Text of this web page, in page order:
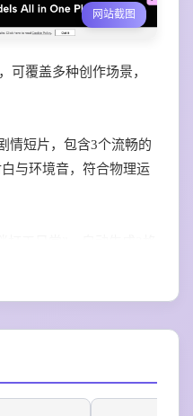
网站截图
可覆盖多种创作场景，
情短片，包含3个流畅的
与环境音，符合物理运
风格统一。
修复去除刮痕、提升清